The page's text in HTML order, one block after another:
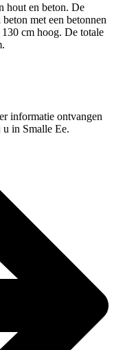
hout en beton. De
met een betonnen
cm hoog. De totale
informatie ontvangen
in Smalle Ee.